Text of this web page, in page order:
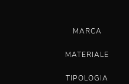
MARCA
MATERIALE
TIPOLOGIA